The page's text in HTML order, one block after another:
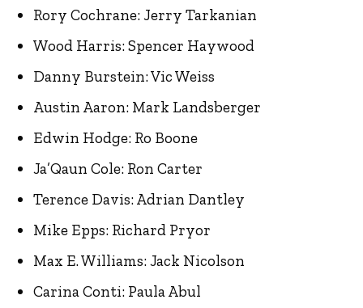
Rory Cochrane: Jerry Tarkanian
Wood Harris: Spencer Haywood
Danny Burstein: Vic Weiss
Austin Aaron: Mark Landsberger
Edwin Hodge: Ro Boone
Ja’Qaun Cole: Ron Carter
Terence Davis: Adrian Dantley
Mike Epps: Richard Pryor
Max E. Williams: Jack Nicolson
Carina Conti: Paula Abul